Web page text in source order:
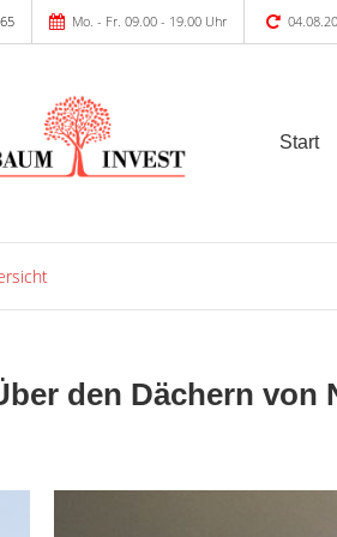
Mo. - Fr. 09.00 - 19.00 Uhr
Start
den Dächern von